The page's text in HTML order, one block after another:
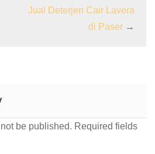
Jual Deterjen Cair Lavera
di Paser →
be published. Required fields